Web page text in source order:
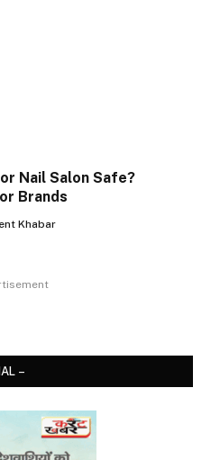
Nail Salon Safe?
Brands
Khabar
–